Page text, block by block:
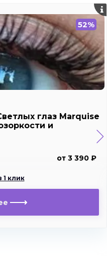
52%
глаз Marquise
и
от 3 390 ₽
1 клик